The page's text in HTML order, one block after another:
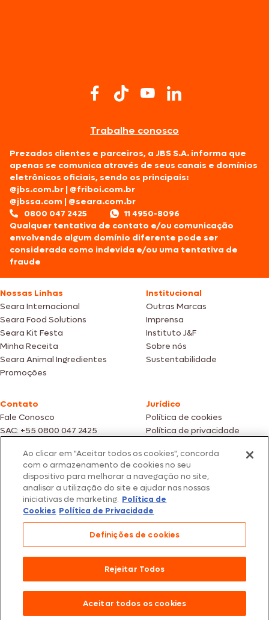
Trabalhe conosco
Prezados clientes e parceiros, a JBS S.A. informa que
apenas se comunica através de seus canais e domínios
eletrônicos oficiais, sendo os principais:
@jbs.com.br |@friboi.com.br
@jbssa.com |@seara.com.br
0800 047 2425
11 4950-8096
Qualquer tentativa de contato e/ou comunicação
envolvendo algum domínio diferente pode ser
considerada como indevida e/ou uma tentativa de
fraude
Nossas Linhas
Seara Internacional
Seara Food Solutions
Seara Kit Festa
Minha Receita
Seara Animal Ingredientes
Promoções
Institucional
Outras Marcas
Imprensa
Instituto J&F
Sobre nós
Sustentabilidade
Contato
Fale Conosco
SAC: +55 0800 047 2425
Jurídico
Política de cookies
Política de privacidade
Fotos meramente ilustrativas | Ofertas válidas enquanto durarem os
estoques dos nossos parceiros | Vendas sujeitas a análise e confirmação
de dados.
Os preços, promoções e condições de pagamento são válidos
exclusivamente para compras efetuadas em nossos parceiros.
Todos os produtos estão sujeitos a disponibilidade de estoque.
São Paulo/SP – CEP 05.118-100
© 2026 Seara. Todos os direitos reservados
Ao clicar em "Aceitar todos os cookies", concorda
com o armazenamento de cookies no seu
dispositivo para melhorar a navegação no site,
analisar a utilização do site e ajudar nas nossas
iniciativas de marketing. Política de
Cookies Política de Privacidade
Definições de cookies
Rejeitar Todos
Aceitar todos os cookies